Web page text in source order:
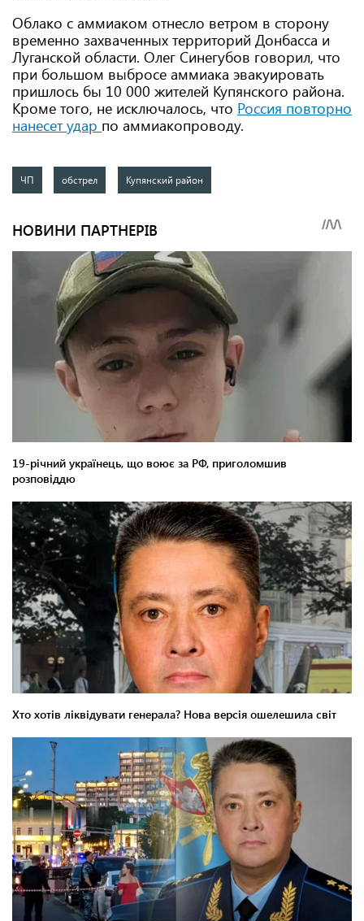
Облако с аммиаком отнесло ветром в сторону
временно захваченных территорий Донбасса и
Луганской области. Олег Синегубов говорил, что
при большом выбросе аммиака эвакуировать
пришлось бы 10 000 жителей Купянского района.
Кроме того, не исключалось, что Россия повторно
нанесет удар по аммиакопроводу.
ЧП обстрел Купянский район